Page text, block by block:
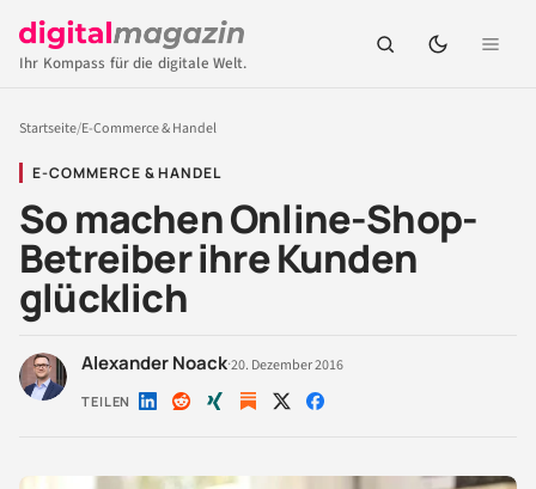
Ihr Kompass für die digitale Welt.
Startseite/E-Commerce & Handel
E-COMMERCE & HANDEL
So machen Online-Shop-
Betreiber ihre Kunden
glücklich
Alexander Noack·20. Dezember 2016
TEILEN Auf Auf Auf Auf Auf